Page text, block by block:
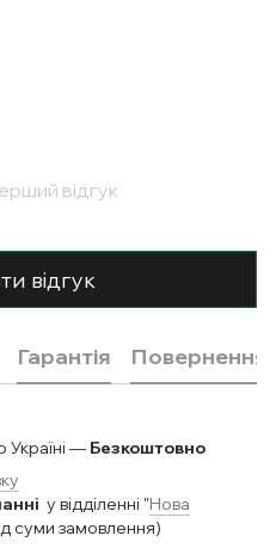
відгук
відгук
Гарантія Повернення
Україні — Безкоштовно
у відділенні "Нова
суми замовлення)